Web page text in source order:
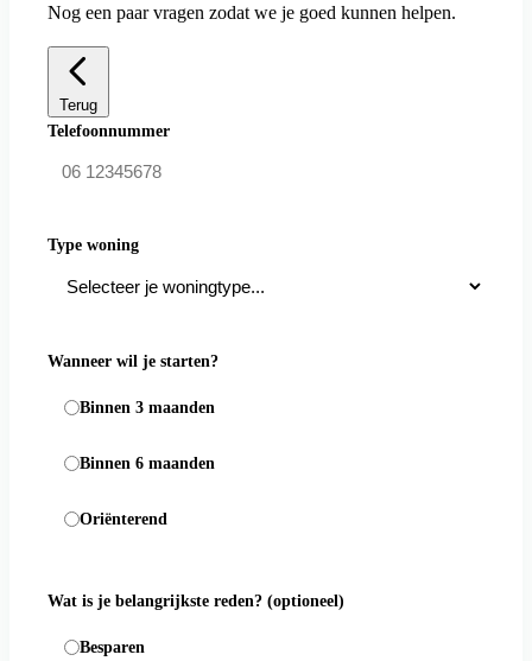
Nog een paar vragen zodat we je goed kunnen helpen.
Terug
Telefoonnummer
Type woning
Wanneer wil je starten?
Binnen 3 maanden
Binnen 6 maanden
Oriënterend
Wat is je belangrijkste reden? (optioneel)
Besparen